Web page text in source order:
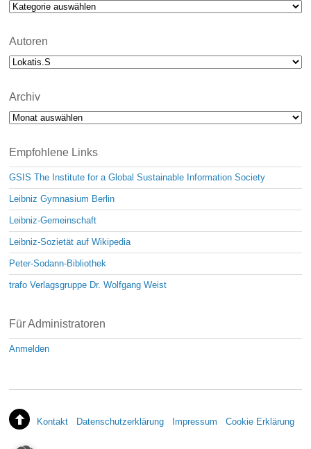
eKategorien
Autoren
Archiv
Archiv
Empfohlene Links
GSIS The Institute for a Global Sustainable Information Society
Leibniz Gymnasium Berlin
Leibniz-Gemeinschaft
Leibniz-Sozietät auf Wikipedia
Peter-Sodann-Bibliothek
trafo Verlagsgruppe Dr. Wolfgang Weist
Für Administratoren
Anmelden
Kontakt Datenschutzerklärung Impressum Cookie Erklärung